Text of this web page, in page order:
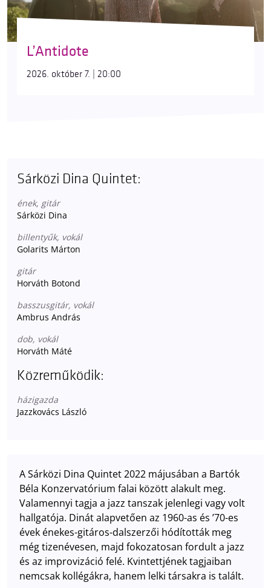
L’Antidote
2026. október 7. | 20:00
Sárközi Dina Quintet:
ének, gitár
Sárközi Dina
billentyűk, vokál
Golarits Márton
gitár
Horváth Botond
basszusgitár, vokál
Ambrus András
dob, vokál
Horváth Máté
Közreműködik:
házigazda
Jazzkovács László
A Sárközi Dina Quintet 2022 májusában a Bartók
Béla Konzervatórium falai között alakult meg.
Valamennyi tagja a jazz tanszak jelenlegi vagy volt
hallgatója. Dinát alapvetően az 1960-as és ’70-es
évek énekes-gitáros-dalszerzői hódították meg
még tizenévesen, majd fokozatosan fordult a jazz
és az improvizáció felé. Kvintettjének tagjaiban
nemcsak kollégákra, hanem lelki társakra is talált.